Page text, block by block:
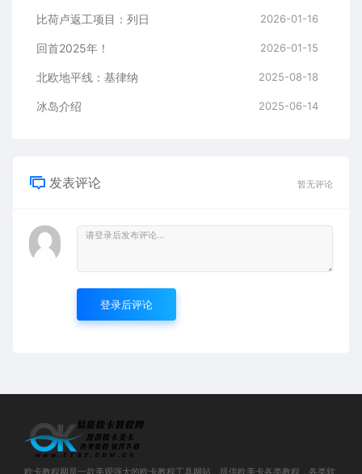
比荷卢返工项目：列日 2026-01-16
回首2025年！ 2026-01-15
北欧地平线：基律纳 2025-08-18
冰岛介绍 2025-06-14
发表评论 暂无评论
登录后评论
欧卡教程网是一款美观强大的欧卡教程工具网站，提供欧美卡各类教程，各类软